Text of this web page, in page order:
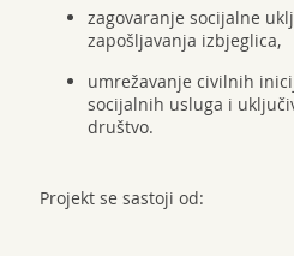
zagovaranje socijalne
zapošljavanja izbjeglica,
umrežavanje civilnih
socijalnih usluga i
društvo.
Projekt se sastoji od: